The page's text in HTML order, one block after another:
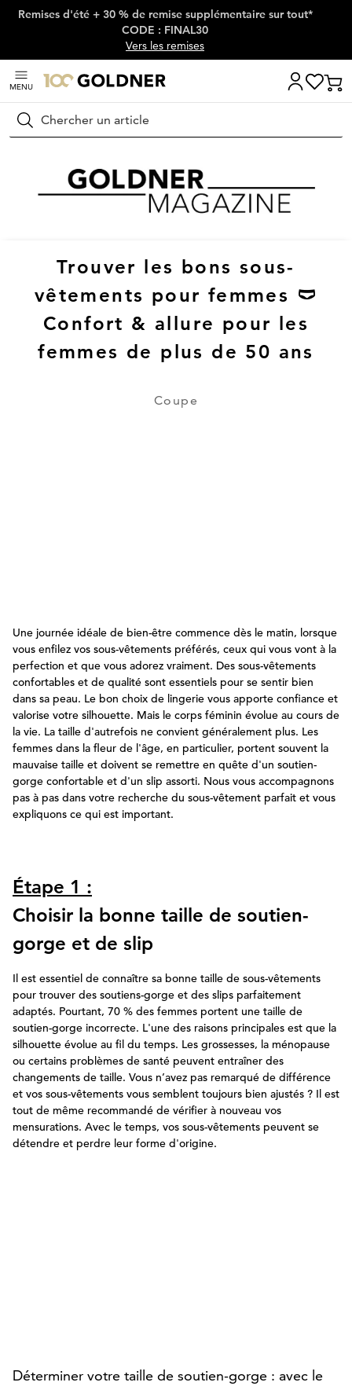
Passer la navigation, aller directement au contenu
Remises d'été + 30 % de remise supplémentaire sur tout*
CODE : FINAL30
Vers les remises
MENU
Rechercher
Trouver les bons sous-
vêtements pour femmes 🩲
Confort & allure pour les
femmes de plus de 50 ans
Coupe
Une journée idéale de bien-être commence dès le matin, lorsque
vous enfilez vos sous-vêtements préférés, ceux qui vous vont à la
perfection et que vous adorez vraiment. Des sous-vêtements
confortables et de qualité sont essentiels pour se sentir bien
dans sa peau. Le bon choix de lingerie vous apporte confiance et
valorise votre silhouette. Mais le corps féminin évolue au cours de
la vie. La taille d'autrefois ne convient généralement plus. Les
femmes dans la fleur de l'âge, en particulier, portent souvent la
mauvaise taille et doivent se remettre en quête d'un soutien-
gorge confortable et d'un slip assorti. Nous vous accompagnons
pas à pas dans votre recherche du sous-vêtement parfait et vous
expliquons ce qui est important.
Étape 1 :
Choisir la bonne taille de soutien-
gorge et de slip
Il est essentiel de connaître sa bonne taille de sous-vêtements
pour trouver des soutiens-gorge et des slips parfaitement
adaptés. Pourtant, 70 % des femmes portent une taille de
soutien-gorge incorrecte. L'une des raisons principales est que la
silhouette évolue au fil du temps. Les grossesses, la ménopause
ou certains problèmes de santé peuvent entraîner des
changements de taille. Vous n’avez pas remarqué de différence
et vos sous-vêtements vous semblent toujours bien ajustés ? Il est
tout de même recommandé de vérifier à nouveau vos
mensurations. Avec le temps, vos sous-vêtements peuvent se
détendre et perdre leur forme d'origine.
Déterminer votre taille de soutien-gorge : avec le